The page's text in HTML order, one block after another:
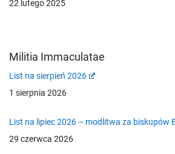
22 lutego 2025
Militia Immaculatae
List na sierpień 2026
1 sierpnia 2026
List na lipiec 2026 – modlitwa za biskupów
29 czerwca 2026